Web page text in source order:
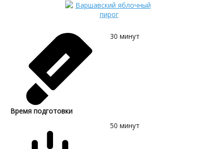
Время подготовки
30 минут
50 минут